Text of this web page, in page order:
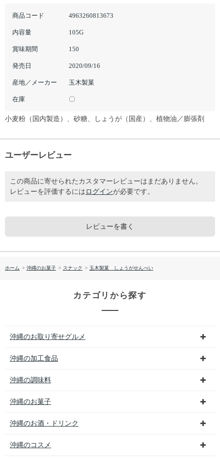
商品コード 4963260813673
内容量 105G
賞味期間 150
発売日 2020/09/16
産地／メーカー 玉木製菓
在庫 〇
小麦粉（国内製造）、砂糖、しょうが（国産）、植物油／膨張剤
ユーザーレビュー
この商品に寄せられたカスタマーレビューはまだありません。
レビューを評価するには ログインが必要です。
レビューを書く
ホーム > 沖縄のお菓子 > スナック > 玉木製菓 しょうがせんべい
カテゴリから探す
沖縄のお取り寄せグルメ
沖縄の加工食品
沖縄の調味料
沖縄のお菓子
沖縄のお酒・ドリンク
沖縄のコスメ